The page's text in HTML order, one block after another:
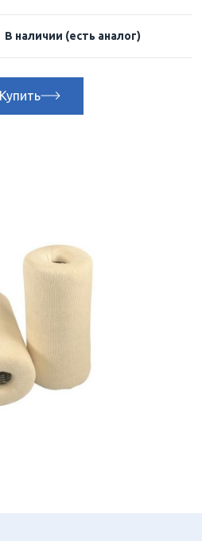
В наличии (есть аналог)
Купить